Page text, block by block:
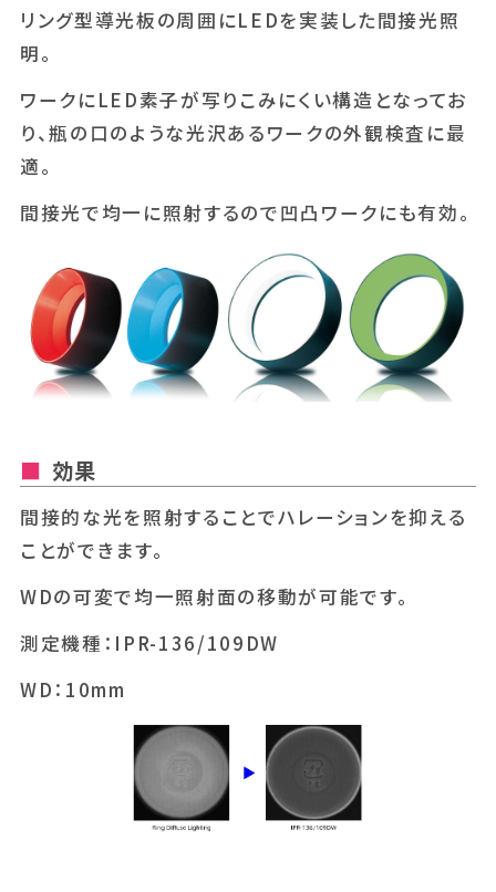
リング型導光板の周囲にLEDを実装した間接光照
明。
ワークにLED素子が写りこみにくい構造となってお
り、瓶の口のような光沢あるワークの外観検査に最
適。
間接光で均一に照射するので凹凸ワークにも有効。
効果
間接的な光を照射することでハレーションを抑える
ことができます。
WDの可変で均一照射面の移動が可能です。
測定機種：IPR-136/109DW
WD：10mm